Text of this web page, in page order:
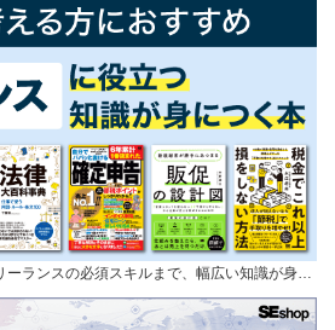
ーランスの必須スキルまで、幅広い知識が身…